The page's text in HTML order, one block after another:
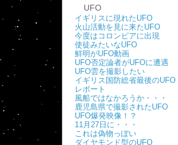
UFO
イギリスに現れたUFO
火山活動を見に来たUFO
今度はコロンビアに出現
使徒みたいなUFO
鮮明がUFO動画
UFO否定論者がUFOに遭遇
UFO雲を撮影したい
イギリス国防総省最後のUFO
レポート
風船ではなかろうか・・・
鹿児島県で撮影されたUFO
UFO爆発映像！？
11月27日に・・・
これは偽物っぽい
ダイヤモンド型のUFO